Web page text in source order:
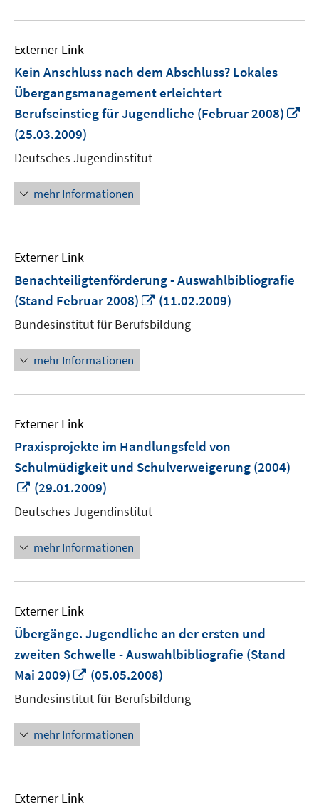
Externer Link
Kein Anschluss nach dem Abschluss? Lokales
Übergangsmanagement erleichtert
Berufseinstieg für Jugendliche (Februar 2008)
(25.03.2009)
Deutsches Jugendinstitut
mehr Informationen
Externer Link
Benachteiligtenförderung - Auswahlbibliografie
(Stand Februar 2008)
In
neuem
Fenster
(11.02.2009)
Bundesinstitut für Berufsbildung
mehr Informationen
Externer Link
Praxisprojekte im Handlungsfeld von
Schulmüdigkeit und Schulverweigerung (2004)
In
neuem
Fenster
öffnen
(29.01.2009)
Deutsches Jugendinstitut
mehr Informationen
Externer Link
Übergänge. Jugendliche an der ersten und
zweiten Schwelle - Auswahlbibliografie (Stand
Mai 2009)
In
neuem
Fenster
öffnen
(05.05.2008)
Bundesinstitut für Berufsbildung
mehr Informationen
Externer Link